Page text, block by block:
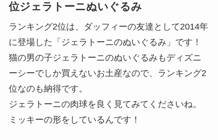
位ジェラトーニぬいぐるみ
ランキング2位は、ダッフィーの友達として2014年
に登場した「ジェラトーニのぬいぐるみ」です！
猫の男の子ジェラトーニのぬいぐるみもディズニ
ーシーでしか買えないお土産なので、ランキング2
位なのも納得です。
ジェラトーニの肉球を良く見てみてくださいね。
ミッキーの形をしているんです！